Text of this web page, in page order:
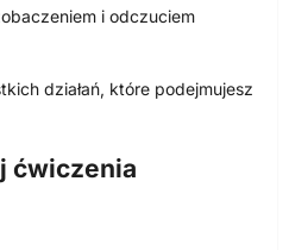
i odczuciem
działań, które podejmujesz
ćwiczenia